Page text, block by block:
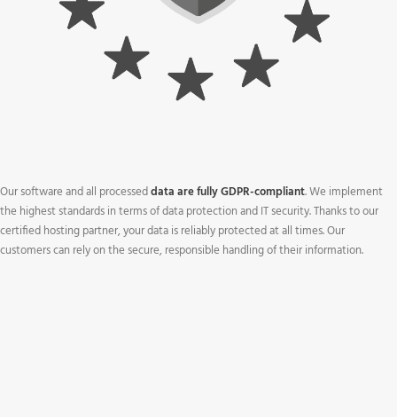
Our software and all processeddata are fully GDPR-compliant. We implement
the highest standards in terms of data protection and IT security. Thanks to our
certified hosting partner, your data is reliably protected at all times. Our
customers can rely on the secure, responsible handling of their information.